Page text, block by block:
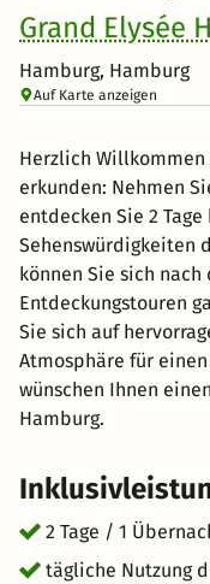
Grand Elysée
Hamburg, Hamburg
Auf Karte anzeigen
Herzlich
erkunden: Nehmen
entdecken Sie 2
Sehenswürdigkeiten
können Sie sich
Entdeckungstouren
Sie sich auf
Atmosphäre für
wünschen Ihnen
Hamburg.
2 Tage / 1
tägliche Nutzung